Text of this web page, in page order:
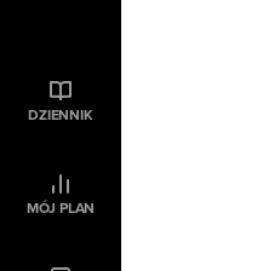
DZIENNIK
MÓJ PLAN